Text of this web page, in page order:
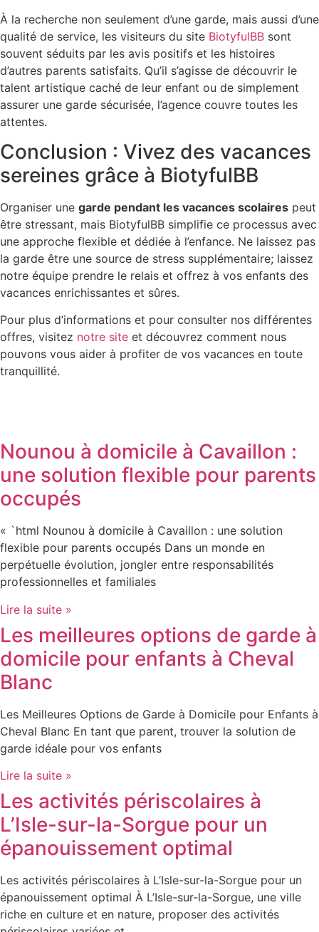
À la recherche non seulement d’une garde, mais aussi d’une
qualité de service, les visiteurs du site BiotyfulBB sont
souvent séduits par les avis positifs et les histoires
d’autres parents satisfaits. Qu’il s’agisse de découvrir le
talent artistique caché de leur enfant ou de simplement
assurer une garde sécurisée, l’agence couvre toutes les
attentes.
Conclusion : Vivez des vacances
sereines grâce à BiotyfulBB
Organiser une garde pendant les vacances scolaires peut
être stressant, mais BiotyfulBB simplifie ce processus avec
une approche flexible et dédiée à l’enfance. Ne laissez pas
la garde être une source de stress supplémentaire; laissez
notre équipe prendre le relais et offrez à vos enfants des
vacances enrichissantes et sûres.
Pour plus d’informations et pour consulter nos différentes
offres, visitez notre site et découvrez comment nous
pouvons vous aider à profiter de vos vacances en toute
tranquillité.
Nounou à domicile à Cavaillon :
une solution flexible pour parents
occupés
« `html Nounou à domicile à Cavaillon : une solution
flexible pour parents occupés Dans un monde en
perpétuelle évolution, jongler entre responsabilités
professionnelles et familiales
Lire la suite »
Les meilleures options de garde à
domicile pour enfants à Cheval
Blanc
Les Meilleures Options de Garde à Domicile pour Enfants à
Cheval Blanc En tant que parent, trouver la solution de
garde idéale pour vos enfants
Lire la suite »
Les activités périscolaires à
L’Isle-sur-la-Sorgue pour un
épanouissement optimal
Les activités périscolaires à L’Isle-sur-la-Sorgue pour un
épanouissement optimal À L’Isle-sur-la-Sorgue, une ville
riche en culture et en nature, proposer des activités